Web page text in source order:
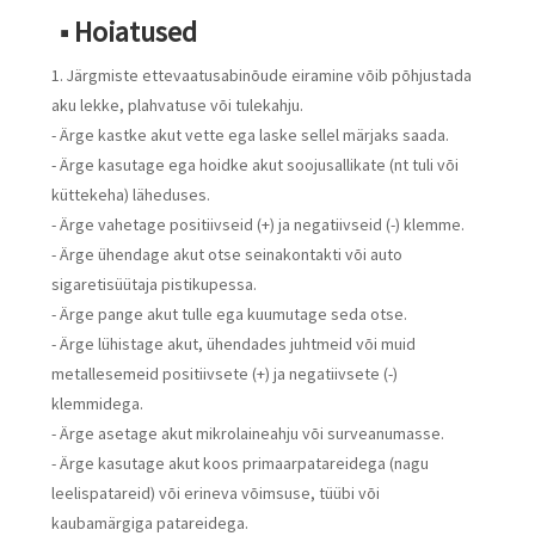
■ Hoiatused
1. Järgmiste ettevaatusabinõude eiramine võib põhjustada
aku lekke, plahvatuse või tulekahju.
- Ärge kastke akut vette ega laske sellel märjaks saada.
- Ärge kasutage ega hoidke akut soojusallikate (nt tuli või
küttekeha) läheduses.
- Ärge vahetage positiivseid (+) ja negatiivseid (-) klemme.
- Ärge ühendage akut otse seinakontakti või auto
sigaretisüütaja pistikupessa.
- Ärge pange akut tulle ega kuumutage seda otse.
- Ärge lühistage akut, ühendades juhtmeid või muid
metallesemeid positiivsete (+) ja negatiivsete (-)
klemmidega.
- Ärge asetage akut mikrolaineahju või surveanumasse.
- Ärge kasutage akut koos primaarpatareidega (nagu
leelispatareid) või erineva võimsuse, tüübi või
kaubamärgiga patareidega.